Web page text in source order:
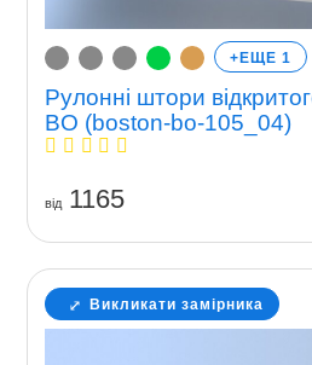
+ЕЩЕ 1
Рулонні штори
BO (boston-bo-105_04)
вiд1165
Викликати замірника